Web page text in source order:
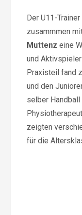
Der U11-
zusammmen
Muttenzeine
und
Praxisteil fand
und den
selber
zeigten
für die